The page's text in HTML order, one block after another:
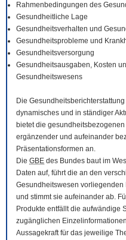
Rahmenbedingungen des
Gesundheitliche Lage
Gesundheitsverhalten und
Gesundheitsprobleme und
Gesundheitsversorgung
Gesundheitsausgaben, Kosten
Gesundheitswesens
Die
dynamisches und in ständiger
bietet die
ergänzender und aufeinander
Präsentationsformen an.
Die GBE des Bundes baut im
Daten auf, führt die an den
Gesundheitswesen vorliegenden
und stimmt sie aufeinander ab.
Produkte entfällt die aufwändige
zugänglichen
Aussagekraft für das jeweilige